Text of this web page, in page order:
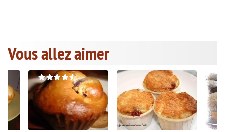
Vous allez aimer